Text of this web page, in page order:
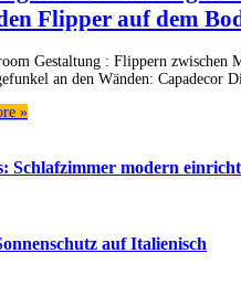
Flipper auf dem
Gestaltung : Flippern zwischen
an den Wänden: Capadecor
»
Schlafzimmer modern
auf Italienisch